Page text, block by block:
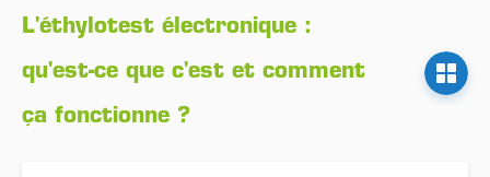
L'éthylotest électronique :
qu'est-ce que c'est et comment
ça fonctionne ?